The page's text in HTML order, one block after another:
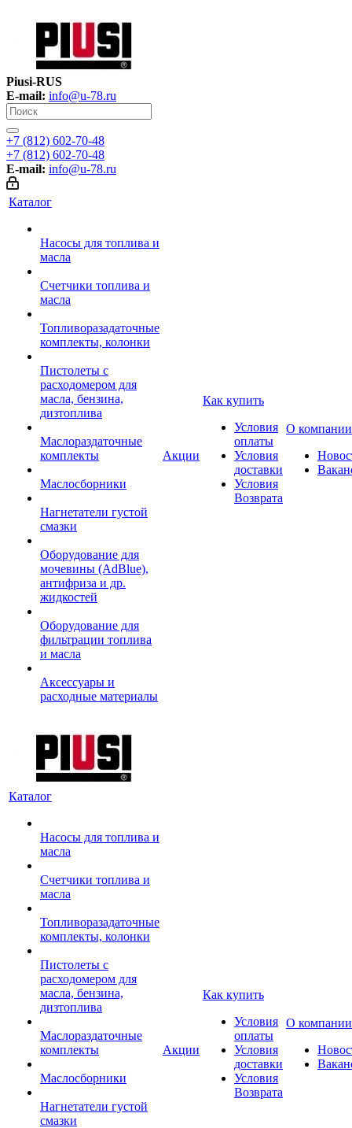
Piusi-RUS
E-mail: info@u-78.ru
+7 (812) 602-70-48
+7 (812) 602-70-48
E-mail: info@u-78.ru
Каталог
Насосы для топлива и
масла
Счетчики топлива и
масла
Топливоразадаточные
комплекты, колонки
Пистолеты с
расходомером для
масла, бензина,
дизтоплива
Маслораздаточные
комплекты
Маслосборники
Нагнетатели густой
смазки
Оборудование для
мочевины (AdBlue),
антифриза и др.
жидкостей
Оборудование для
фильтрации топлива
и масла
Аксессуары и
расходные материалы
Акции
Как купить
Условия
оплаты
Условия
доставки
Условия
Возврата
О компании
Каталог
Насосы для топлива и
масла
Счетчики топлива и
масла
Топливоразадаточные
комплекты, колонки
Пистолеты с
расходомером для
масла, бензина,
дизтоплива
Маслораздаточные
комплекты
Маслосборники
Нагнетатели густой
смазки
Акции
Как купить
Условия
оплаты
Условия
доставки
Условия
Возврата
О компании